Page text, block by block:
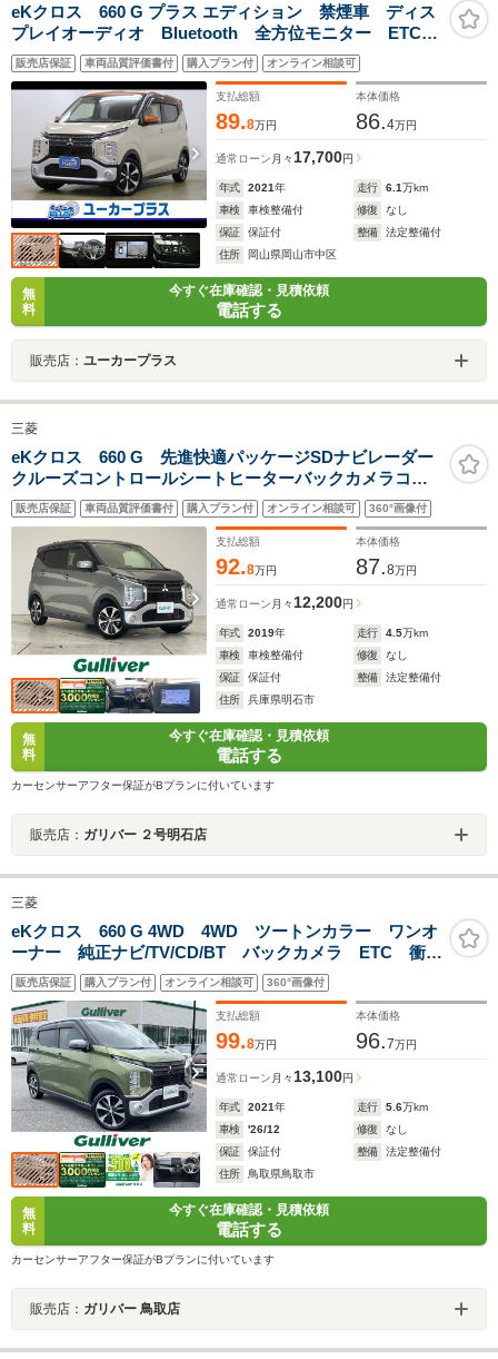
eKクロス 660 G プラス エディション 禁煙車 ディス
プレイオーディオ Bluetooth 全方位モニター ETC
衝突被害軽減ブレーキ クリアランスソナー LEDヘッ
ドライト シートヒーター スマートキー 純正15イン
チアルミ
販売店保証 車両品質評価書付 購入プラン付 オンライン相談可
支払総額
89.8万円
本体価格
86.4万円
通常ローン 月々 17,700円
年式 2021年 走行 6.1万km
車検
車検整備付 修復
なし
保証
保証付 整備
法定整備付
住所
岡山県岡山市中区
無
料
今すぐ在庫確認・見積依頼
電話する
販売店： ユーカープラス
三菱
eKクロス 660 G 先進快適パッケージSDナビレーダー
クルーズコントロールシートヒーターバックカメラコー
ナーセンサー純正アルミホイールLEDヘッドライトオー
トライトETC衝突軽減システムワンセグCDBluetoothス
テアリングスイッチ
販売店保証 車両品質評価書付 購入プラン付 オンライン相談可 360°画像付
支払総額
92.8万円
本体価格
87.8万円
通常ローン 月々 12,200円
年式 2019年 走行 4.5万km
車検
車検整備付 修復
なし
保証
保証付 整備
法定整備付
住所
兵庫県明石市
無
料
今すぐ在庫確認・見積依頼
電話する
カーセンサーアフター保証がBプランに付いています
販売店： ガリバー ２号明石店
三菱
eKクロス 660 G 4WD 4WD ツートンカラー ワンオ
ーナー 純正ナビ/TV/CD/BT バックカメラ ETC 衝突
軽減ブレーキ レーンアシスト シートヒーター LED
ライト フォグライト プッシュスタート 純正15AW
販売店保証 購入プラン付 オンライン相談可 360°画像付
支払総額
99.8万円
本体価格
96.7万円
通常ローン 月々 13,100円
年式 2021年 走行 5.6万km
車検
'26/12 修復
なし
保証
保証付 整備
法定整備付
住所
鳥取県鳥取市
無
料
今すぐ在庫確認・見積依頼
電話する
カーセンサーアフター保証がBプランに付いています
販売店： ガリバー 鳥取店